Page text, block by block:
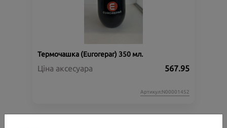
Термочашка (Eurorepar) 350 мл.
Ціна аксесуара 567.95
Артикул:N00001452